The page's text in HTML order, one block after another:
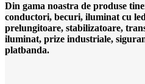
Din gama noastra de produse
conductori, becuri, iluminat cu
prelungitoare, stabilizatoare,
iluminat, prize industriale,
platbanda.